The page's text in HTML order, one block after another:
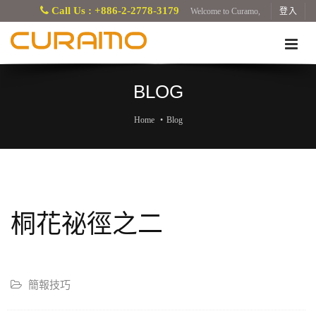
Call Us : +886-2-2778-3179 Welcome to Curamo, 登入
BLOG
Home Blog
桐花祕徑之二
簡報技巧